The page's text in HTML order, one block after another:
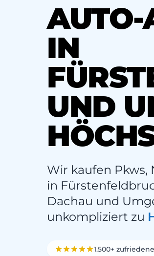
AUTO-
IN
UND
Wir kaufen Pkws,
in
Dachau und
unkompliziert zu
1.500+